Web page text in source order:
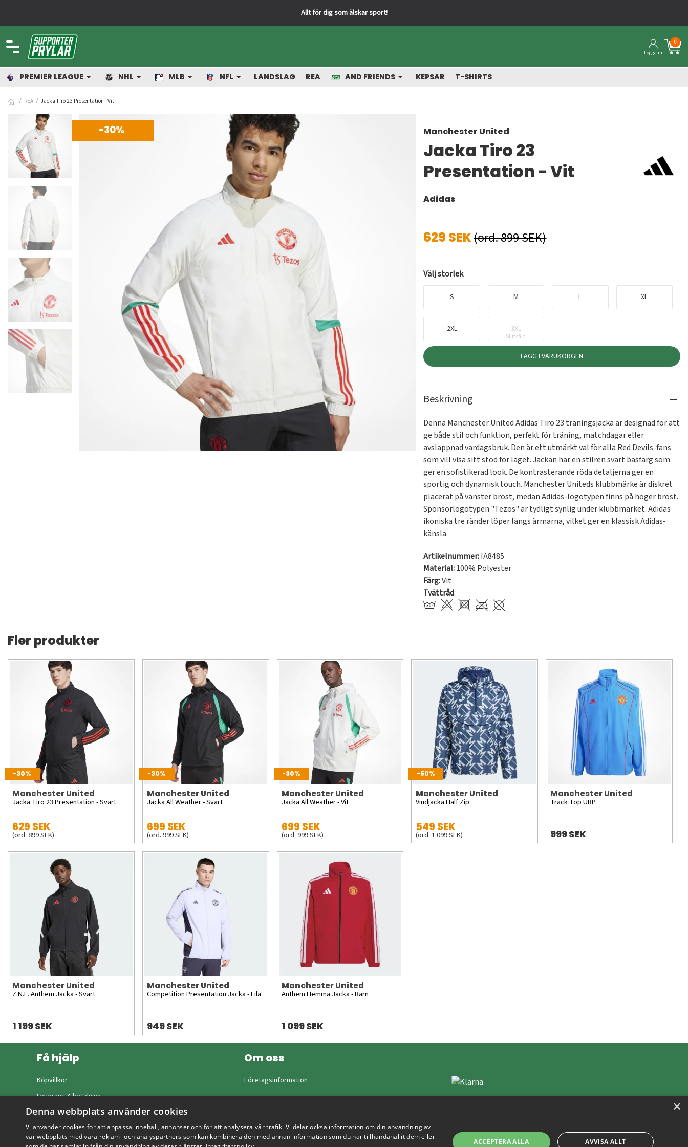
Logga in
0
PREMIER LEAGUE NHL MLB NFL LANDSLAG REA AND FRIENDS KEPSAR T-SHIRTS
REA Jacka Tiro 23 Presentation - Vit
-30% Manchester United
Jacka Tiro 23
Presentation - Vit
Adidas
629 SEK(ord. 899 SEK)
Välj storlek
S M L XL
2XL 3XL
Slutsåld
LÄGG I VARUKORGEN
Beskrivning
Denna Manchester United Adidas Tiro 23 träningsjacka är designad för att
ge både stil och funktion, perfekt för träning, matchdagar eller
avslappnad vardagsbruk. Den är ett utmärkt val för alla Red Devils-fans
som vill visa sitt stöd för laget. Jackan har en stilren svart basfärg som
ger en sofistikerad look. De kontrasterande röda detaljerna ger en
sportig och dynamisk touch. Manchester Uniteds klubbmärke är diskret
placerat på vänster bröst, medan Adidas-logotypen finns på höger bröst.
Sponsorlogotypen "Tezos" är tydligt synlig under klubbmärket. Adidas
ikoniska tre ränder löper längs ärmarna, vilket ger en klassisk Adidas-
känsla.
Artikelnummer:IA8485
Material:100% Polyester
Färg:Vit
Tvättråd:
Fler produkter
-30%
Manchester United
Jacka Tiro 23 Presentation - Svart
629 SEK
(ord. 899 SEK)
-30%
Manchester United
Jacka All Weather - Svart
699 SEK
(ord. 999 SEK)
-30%
Manchester United
Jacka All Weather - Vit
699 SEK
(ord. 999 SEK)
-50%
Manchester United
Vindjacka Half Zip
549 SEK
(ord. 1 099 SEK)
Manchester United
Track Top UBP
999 SEK
Manchester United
Z.N.E. Anthem Jacka - Svart
1 199 SEK
Manchester United
Competition Presentation Jacka - Lila
949 SEK
Manchester United
Anthem Hemma Jacka - Barn
1 099 SEK
Få hjälp
Köpvillkor
Leverans & betalning
Returer & byten
Vanliga frågor
Om oss
Företagsinformation
×
Denna webbplats använder cookies
Vi använder cookies för att anpassa innehåll, annonser och för att analysera vår trafik. Vi delar också information om din användning av
vår webbplats med våra reklam- och analyspartners som kan kombinera den med annan information som du har tillhandahållit dem eller
ACCEPTERA ALLA AVVISA ALLT